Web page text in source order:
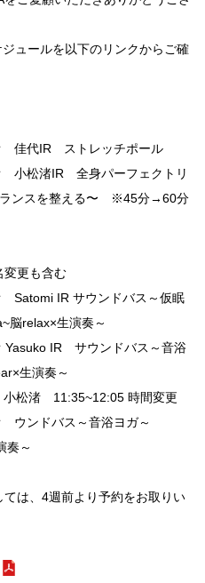
ュールを以下のリンクからご確
佳代IR ストレッチポール
小松渚IR 全身パーフェクトリ
ランスを整える〜 ※45分→60分
変更も含む
IR サウンドバス～仮眠
脳relax×生演奏～
IR サウンドバス～音浴
生演奏～
小松渚 11:35~12:05 時間変更
ンドバス～音浴ヨガ～
奏～
は、4週前より予約をお取りい